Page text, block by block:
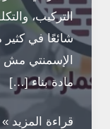
التركيب،
شائعًا في
الإسمنتي
مادة بناء […]
الطوب
قراءة المزيد »